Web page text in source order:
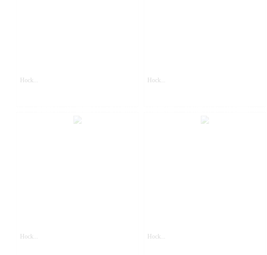
Hock... Hock...
Hock... Hock...